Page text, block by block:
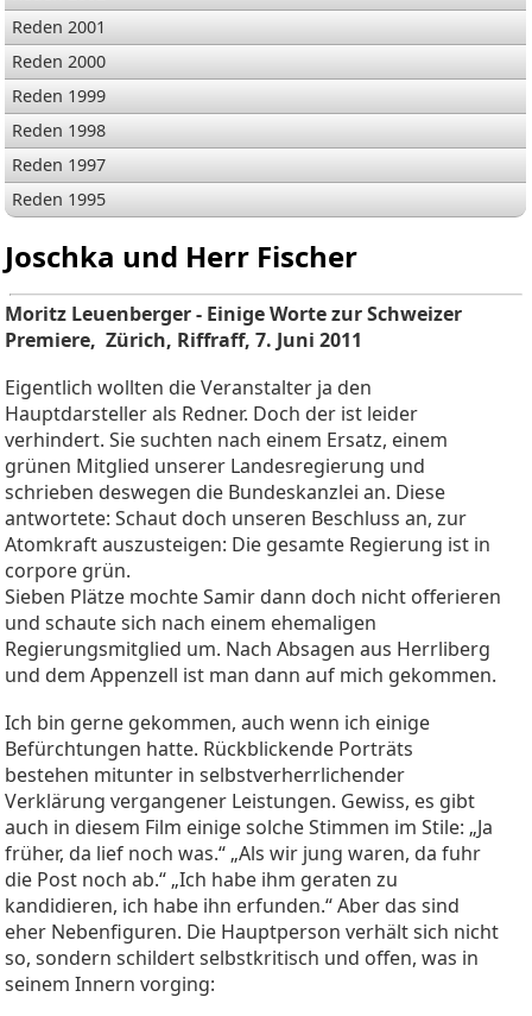
Reden 2001
Reden 2000
Reden 1999
Reden 1998
Reden 1997
Reden 1995
Joschka und Herr Fischer
Moritz Leuenberger - Einige Worte zur Schweizer
Premiere, Zürich, Riffraff, 7. Juni 2011
Eigentlich wollten die Veranstalter ja den
Hauptdarsteller als Redner. Doch der ist leider
verhindert. Sie suchten nach einem Ersatz, einem
grünen Mitglied unserer Landesregierung und
schrieben deswegen die Bundeskanzlei an. Diese
antwortete: Schaut doch unseren Beschluss an, zur
Atomkraft auszusteigen: Die gesamte Regierung ist in
corpore grün.
Sieben Plätze mochte Samir dann doch nicht offerieren
und schaute sich nach einem ehemaligen
Regierungsmitglied um. Nach Absagen aus Herrliberg
und dem Appenzell ist man dann auf mich gekommen.
Ich bin gerne gekommen, auch wenn ich einige
Befürchtungen hatte. Rückblickende Porträts
bestehen mitunter in selbstverherrlichender
Verklärung vergangener Leistungen. Gewiss, es gibt
auch in diesem Film einige solche Stimmen im Stile: „Ja
früher, da lief noch was.“ „Als wir jung waren, da fuhr
die Post noch ab.“ „Ich habe ihm geraten zu
kandidieren, ich habe ihn erfunden.“ Aber das sind
eher Nebenfiguren. Die Hauptperson verhält sich nicht
so, sondern schildert selbstkritisch und offen, was in
seinem Innern vorging: